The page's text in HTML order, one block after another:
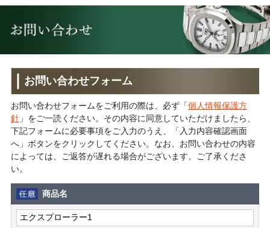
お問い合わせフォーム
お問い合わせフォームをご利用の際は、必ず「個人情報保護方
針」をご一読ください。その内容に同意していただけましたら、
下記フォームに必要事項をご入力のうえ、「入力内容確認画面
へ」ボタンをクリックしてください。なお、お問い合わせの内容
によっては、ご返答が遅れる場合がございます。ご了承くださ
い。
商品名